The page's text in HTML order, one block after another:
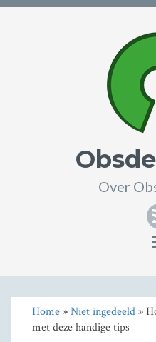
Over
Home»Niet ingedeeld»
met deze handige tips